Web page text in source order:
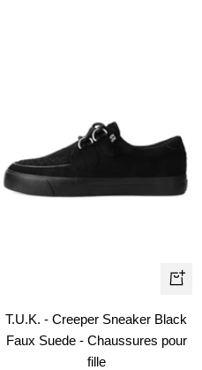
Apercu
T.U.K. - Creeper Sneaker Black
Faux Suede - Chaussures pour
fille